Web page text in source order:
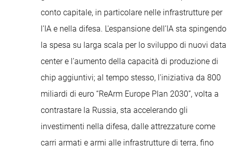
conto capitale, in particolare nelle infrastrutture per
l’IA e nella difesa. L'espansione dell’IA sta spingendo
la spesa su larga scala per lo sviluppo di nuovi data
center e l’aumento della capacità di produzione di
chip aggiuntivi; al tempo stesso, l'iniziativa da 800
miliardi di euro “ReArm Europe Plan 2030”, volta a
contrastare la Russia, sta accelerando gli
investimenti nella difesa, dalle attrezzature come
carri armati e armi alle infrastrutture di terra, fino